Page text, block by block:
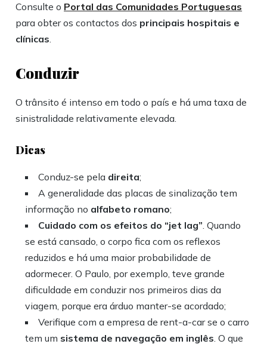
Consulte o Portal das Comunidades Portuguesas
para obter os contactos dos principais hospitais e
clínicas.
Conduzir
O trânsito é intenso em todo o país e há uma taxa de
sinistralidade relativamente elevada.
Dicas
Conduz-se pela direita;
A generalidade das placas de sinalização tem
informação no alfabeto romano;
Cuidado com os efeitos do “jet lag”. Quando
se está cansado, o corpo fica com os reflexos
reduzidos e há uma maior probabilidade de
adormecer. O Paulo, por exemplo, teve grande
dificuldade em conduzir nos primeiros dias da
viagem, porque era árduo manter-se acordado;
Verifique com a empresa de rent-a-car se o carro
tem um sistema de navegação em inglês. O que